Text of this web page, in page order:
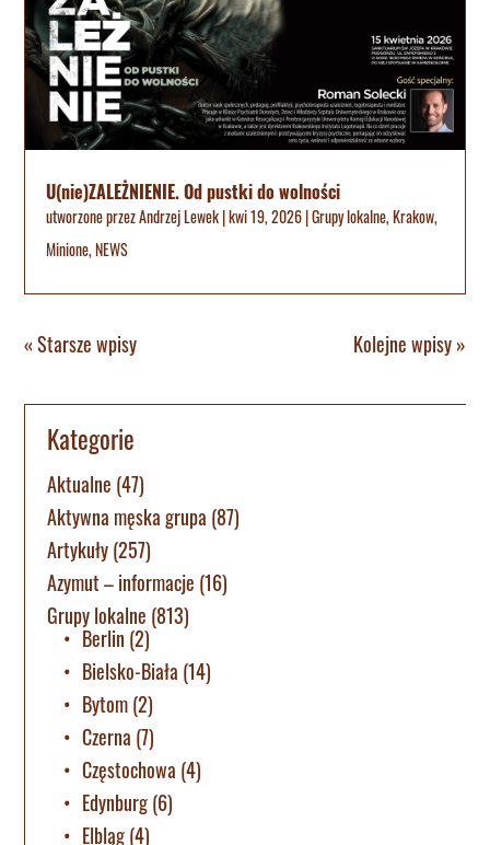
U(nie)ZALEŻNIENIE. Od pustki do wolności
utworzone przezAndrzej Lewek|kwi 19, 2026|Grupy lokalne,Krakow,
Minione,NEWS
« Starsze wpisy Kolejne wpisy »
Kategorie
Aktualne (47)
Aktywna męska grupa (87)
Artykuły(257)
Azymut – informacje (16)
Grupy lokalne (813)
Berlin (2)
Bielsko-Biała (14)
Bytom(2)
Czerna (7)
Częstochowa (4)
Edynburg(6)
Elbląg(4)